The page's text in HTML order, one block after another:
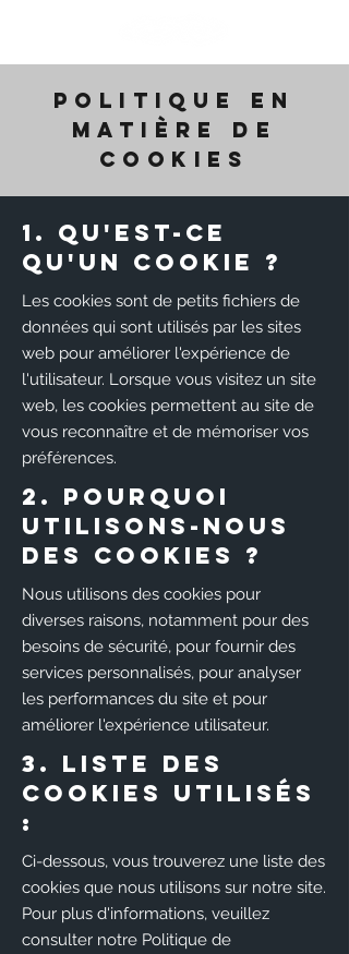
POLITIQUE EN
MATIÈRE DE
COOKIES
1. Qu'est-ce
qu'un cookie ?
Les cookies sont de petits fichiers de
données qui sont utilisés par les sites
web pour améliorer l'expérience de
l'utilisateur. Lorsque vous visitez un site
web, les cookies permettent au site de
vous reconnaître et de mémoriser vos
préférences.
2. Pourquoi
utilisons-nous
des cookies ?
Nous utilisons des cookies pour
diverses raisons, notamment pour des
besoins de sécurité, pour fournir des
services personnalisés, pour analyser
les performances du site et pour
améliorer l'expérience utilisateur.
3. Liste des
cookies utilisés
:
Ci-dessous, vous trouverez une liste des
cookies que nous utilisons sur notre site.
Pour plus d'informations, veuillez
consulter notre Politique de